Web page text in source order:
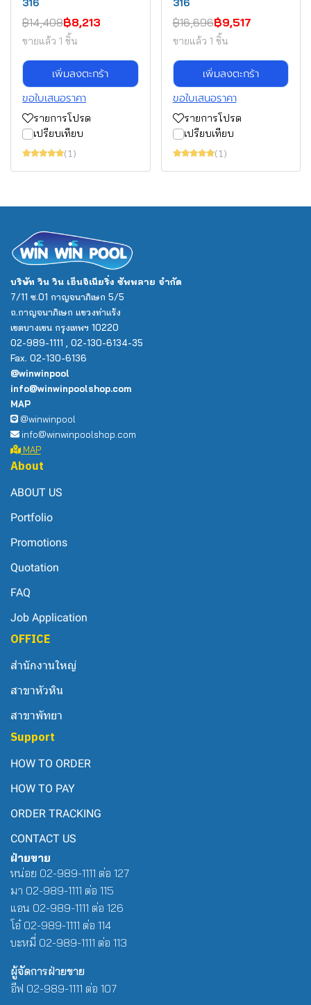
฿14,408฿8,213
ขายแล้ว 1 ชิ้น
เพิ่มลงตะกร้า
ขอใบเสนอราคา
รายการโปรด
เปรียบเทียบ
(1)
฿16,696฿9,517
ขายแล้ว 1 ชิ้น
เพิ่มลงตะกร้า
ขอใบเสนอราคา
รายการโปรด
เปรียบเทียบ
(1)
บริษัท วิน วิน เอ็นจิเนียริ่ง ซัพพลาย จำกัด
7/11 ซ.01 กาญจนาภิเษก 5/5
ถ.กาญจนาภิเษก แขวงท่าแร้ง
เขตบางเขน กรุงเทพฯ 10220
02-989-1111 , 02-130-6134-35
Fax. 02-130-6136
@winwinpool
info@winwinpoolshop.com
MAP
@winwinpool
info@winwinpoolshop.com
MAP
About
ABOUT US
Portfolio
Promotions
Quotation
FAQ
Job Application
OFFICE
สำนักงานใหญ่
สาขาหัวหิน
สาขาพัทยา
Support
HOW TO ORDER
HOW TO PAY
ORDER TRACKING
CONTACT US
ฝ่ายขาย
หน่อย 02-989-1111 ต่อ 127
มา 02-989-1111 ต่อ 115
แอน 02-989-1111 ต่อ 126
โอ๋ 02-989-1111 ต่อ 114
บะหมี่ 02-989-1111 ต่อ 113
ผู้จัดการฝ่ายขาย
อีฟ 02-989-1111 ต่อ 107